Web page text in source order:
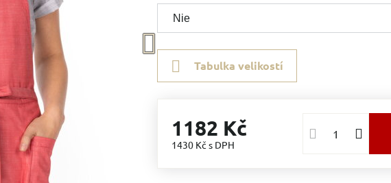
Tabulka velikostí
1182 Kč
1430 Kč s DPH